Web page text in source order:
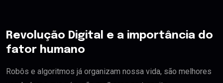
Revolução Digital e a importância do
fator humano
Robôs e algoritmos já organizam nossa vida, são melhores